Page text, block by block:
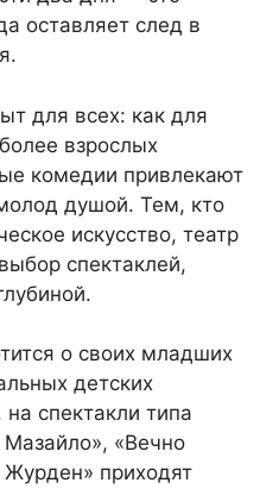
оставляет след в
для всех: как для
взрослых
комедии привлекают
душой. Тем, кто
искусство, театр
спектаклей,
о своих младших
детских
на спектакли типа
«Вечно
приходят